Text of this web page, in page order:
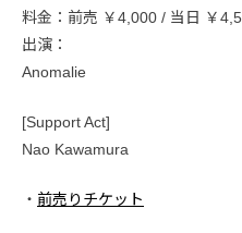
料金：前売 ￥4,000 / 当日 ￥
出演：
Anomalie
[Support Act]
Nao Kawamura
・ 前売りチケット